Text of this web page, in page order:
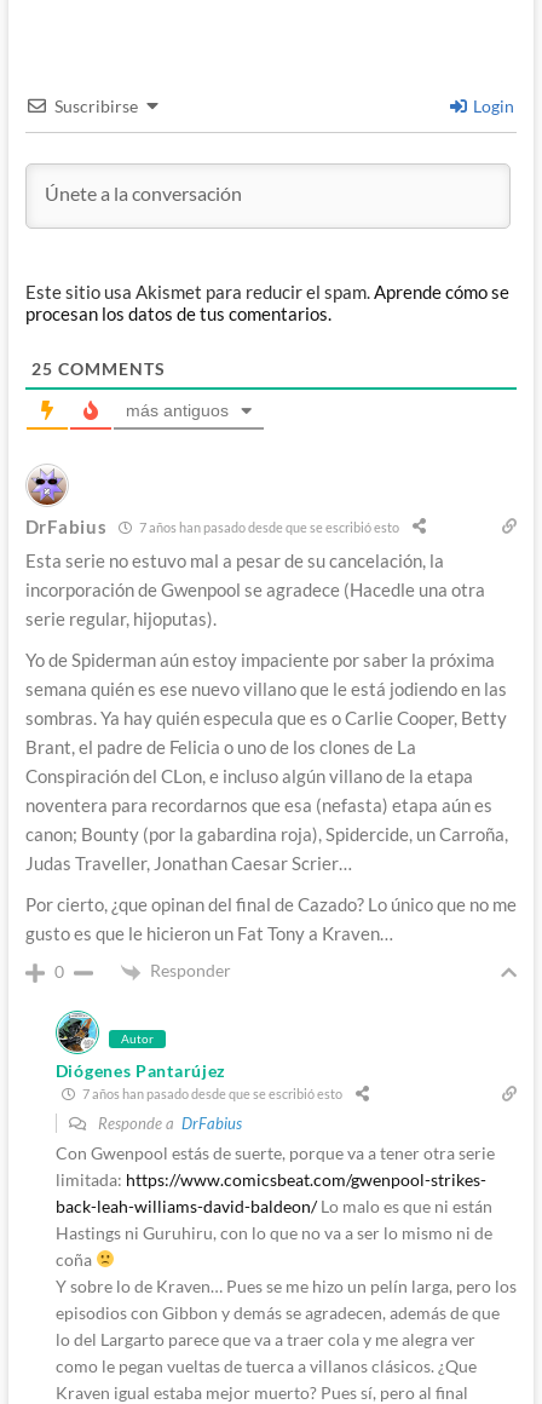
Suscribirse Login
Este sitio usa Akismet para reducir el spam.Aprende cómo se
procesan los datos de tus comentarios.
25 COMMENTS
más antiguos
DrFabius 7 años han pasado desde que se escribió esto
Esta serie no estuvo mal a pesar de su cancelación, la
incorporación de Gwenpool se agradece (Hacedle una otra
serie regular, hijoputas).
Yo de Spiderman aún estoy impaciente por saber la próxima
semana quién es ese nuevo villano que le está jodiendo en las
sombras. Ya hay quién especula que es o Carlie Cooper, Betty
Brant, el padre de Felicia o uno de los clones de La
Conspiración del CLon, e incluso algún villano de la etapa
noventera para recordarnos que esa (nefasta) etapa aún es
canon; Bounty (por la gabardina roja), Spidercide, un Carroña,
Judas Traveller, Jonathan Caesar Scrier…
Por cierto, ¿que opinan del final de Cazado? Lo único que no me
gusto es que le hicieron un Fat Tony a Kraven…
0 Responder
Autor
Diógenes Pantarújez
7 años han pasado desde que se escribió esto
Responde a DrFabius
Con Gwenpool estás de suerte, porque va a tener otra serie
limitada: https://www.comicsbeat.com/gwenpool-strikes-
back-leah-williams-david-baldeon/Lo malo es que ni están
Hastings ni Guruhiru, con lo que no va a ser lo mismo ni de
coña
Y sobre lo de Kraven… Pues se me hizo un pelín larga, pero los
episodios con Gibbon y demás se agradecen, además de que
lo del Largarto parece que va a traer cola y me alegra ver
como le pegan vueltas de tuerca a villanos clásicos. ¿Que
Kraven igual estaba mejor muerto? Pues sí, pero al final